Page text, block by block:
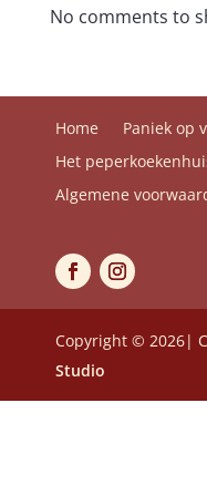
No comments to
Home Paniek op
Het
Algemene
Copyright © 2026|
Studio